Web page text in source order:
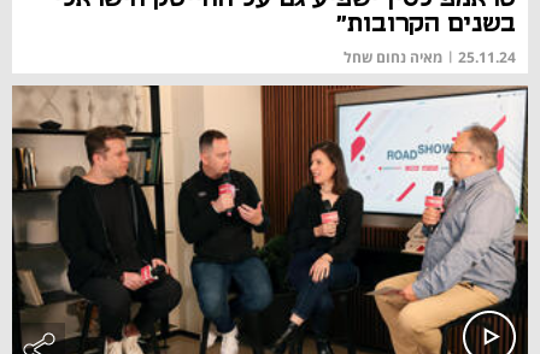
בשנים הקרובות"
25.11.24
| מאיה נחום שחל